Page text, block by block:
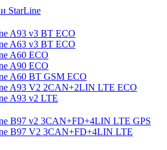
StarLine
A93 v3 BT ECO
A63 v3 BT ECO
A60 ECO
A90 ECO
A60 BT GSM ECO
A93 V2 2CAN+2LIN LTE ECO
A93 v2 LTE
B97 v2 3CAN+FD+4LIN LTE GPS
B97 V2 3CAN+FD+4LIN LTE